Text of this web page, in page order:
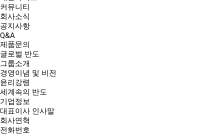
커뮤니티
회사소식
공지사항
Q&A
제품문의
글로벌 반도
그룹소개
경영이념 및 비전
윤리강령
세계속의 반도
기업정보
대표이사 인사말
회사연혁
전화번호